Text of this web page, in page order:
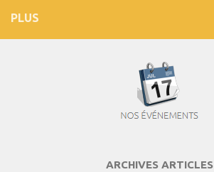
PLUS
ARCHIVES ARTICLES